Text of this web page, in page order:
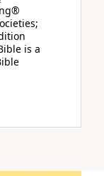
is a